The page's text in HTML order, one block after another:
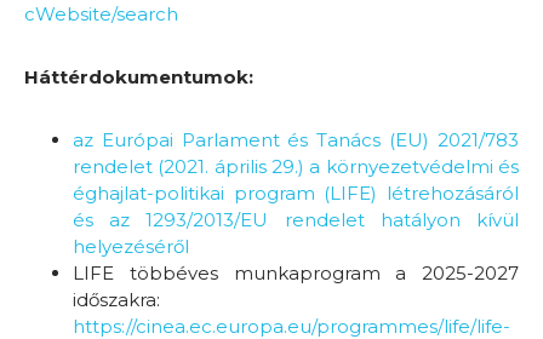
cWebsite/search
Háttérdokumentumok:
az Európai Parlament és Tanács (EU) 2021/783
rendelet (2021. április 29.) a környezetvédelmi és
éghajlat-politikai program (LIFE) létrehozásáról
és az 1293/2013/EU rendelet hatályon kívül
helyezéséről
LIFE többéves munkaprogram a 2025-2027
időszakra:
https://cinea.ec.europa.eu/programmes/life/life-